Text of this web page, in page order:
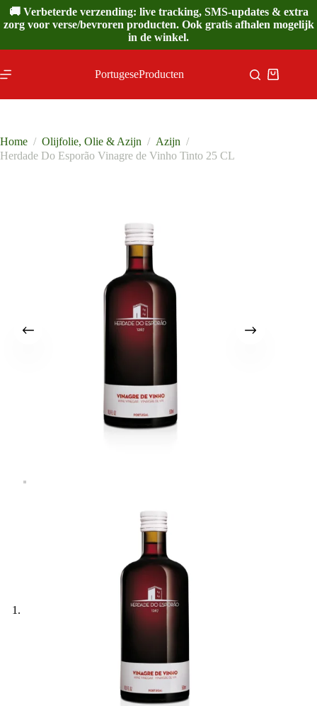
Ga
naar
de
🚚 Verbeterde verzending: live tracking, SMS-updates & extra
zorg voor verse/bevroren producten. Ook gratis afhalen mogelijk
in de winkel.
PortugeseProducten
Home / Olijfolie, Olie & Azijn / Azijn /
Herdade Do Esporão Vinagre de Vinho Tinto 25 CL